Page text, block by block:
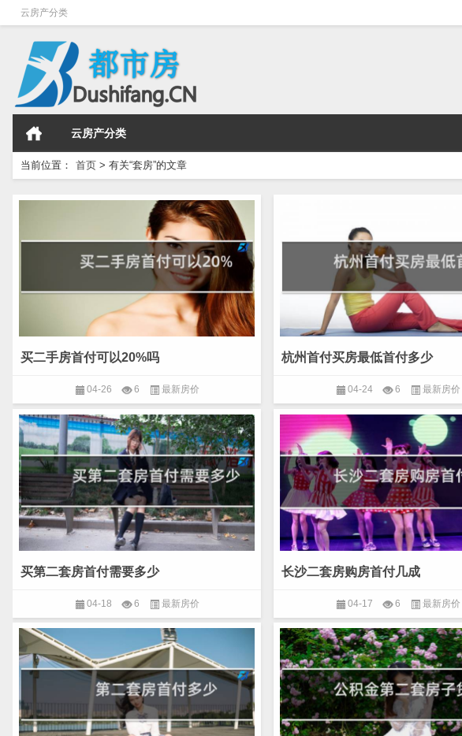
云房产分类
云房产分类
当前位置： 首页 > 有关“套房”的文章
买二手房首付可以20%吗
04-26 6 最新房价
杭州首付买房最低首付多少
04-24 6 最新房价
买第二套房首付需要多少
04-18 6 最新房价
长沙二套房购房首付几成
04-17 6 最新房价